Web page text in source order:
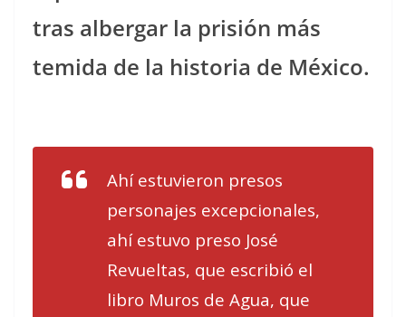
tras albergar la prisión más
temida de la historia de México.
Ahí estuvieron presos
personajes excepcionales,
ahí estuvo preso José
Revueltas, que escribió el
libro Muros de Agua, que